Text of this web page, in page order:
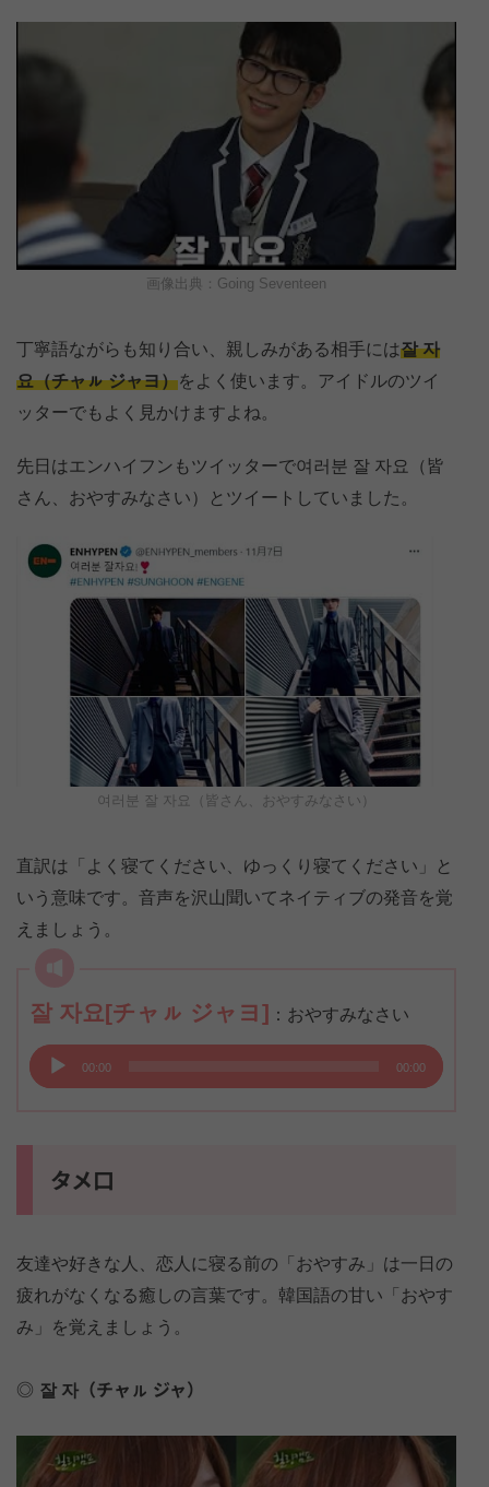
画像出典：Going Seventeen
丁寧語ながらも知り合い、親しみがある相手には잘 자
요（チャㇽ ジャヨ）をよく使います。アイドルのツイ
ッターでもよく見かけますよね。
先日はエンハイフンもツイッターで여러분 잘 자요（皆
さん、おやすみなさい）とツイートしていました。
여러분 잘 자요（皆さん、おやすみなさい）
直訳は「よく寝てください、ゆっくり寝てください」と
いう意味です。音声を沢山聞いてネイティブの発音を覚
えましょう。
잘 자요[チャㇽ ジャヨ] ：おやすみなさい
音
声
ー
00:00 00:00
タメ口
友達や好きな人、恋人に寝る前の「おやすみ」は一日の
疲れがなくなる癒しの言葉です。韓国語の甘い「おやす
み」を覚えましょう。
잘 자（チャㇽ ジャ）